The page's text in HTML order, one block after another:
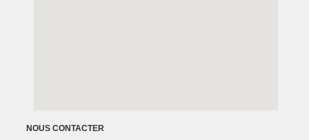
NOUS CONTACTER